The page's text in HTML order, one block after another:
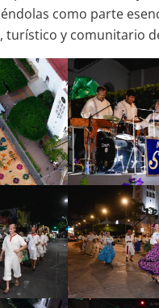
como parte
turístico y comunitario